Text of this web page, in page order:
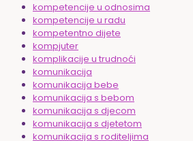
kompetencije u odnosima
kompetencije u radu
kompetentno dijete
kompjuter
komplikacije u trudnoći
komunikacija
komunikacija bebe
komunikacija s bebom
komunikacija s djecom
komunikacija s djetetom
komunikacija s roditeljima